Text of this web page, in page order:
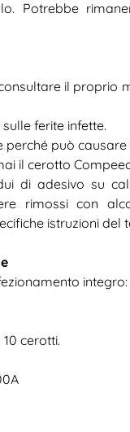
Potrebbe
il proprio
ferite infette.
perché può causare
il cerotto
di adesivo su
rimossi con
istruzioni del
integro:
cerotti.